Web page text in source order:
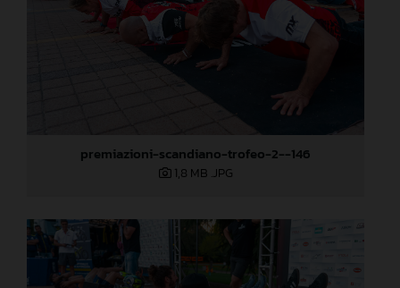
premiazioni-scandiano-trofeo-2--146
1,8 MB .JPG